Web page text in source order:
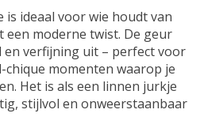
is ideaal voor wie houdt van
een moderne twist. De geur
verfijning uit – perfect voor
chique momenten waarop je
Het is als een linnen jurkje
stijlvol en onweerstaanbaar